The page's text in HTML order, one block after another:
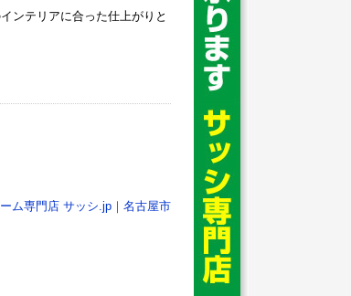
ンテリアに合った仕上がりと
ム専門店 サッシ.jp｜名古屋市